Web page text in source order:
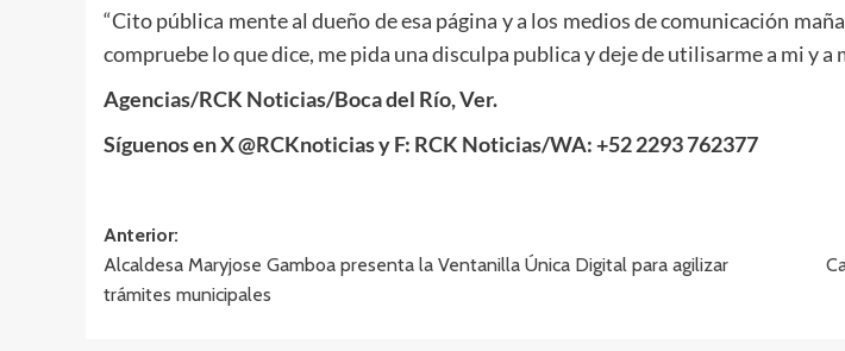
​“Cito pública mente al dueño de esa página y a los medios de comunicación
compruebe lo que dice, me pida una disculpa publica y deje de utilisarme a mi y
Agencias/RCK Noticias/Boca del Río, Ver.
Síguenos en X @RCKnoticias y F: RCK Noticias/WA: +52 2293 762377
Navegación
de
entradas
Anterior:
Alcaldesa Maryjose Gamboa presenta la Ventanilla Única Digital para agilizar
trámites municipales